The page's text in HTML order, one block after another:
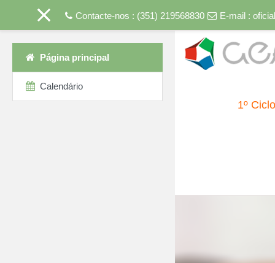
Ir para o conteúdo
Contacte-nos : (351) 219568830 E-mail :
1º Ciclo
Página principal
Calendário